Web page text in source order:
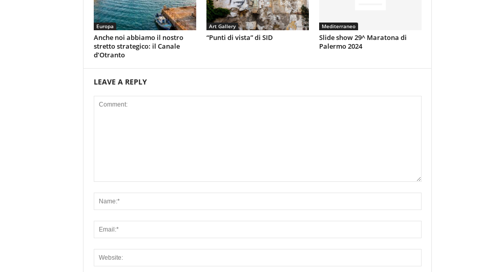
Europa
Anche noi abbiamo il nostro
stretto strategico: il Canale
d’Otranto
Art Gallery
“Punti di vista” di SID
Mediterraneo
Slide show 29^ Maratona di
Palermo 2024
LEAVE A REPLY